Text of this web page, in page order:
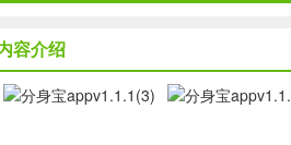
容介绍